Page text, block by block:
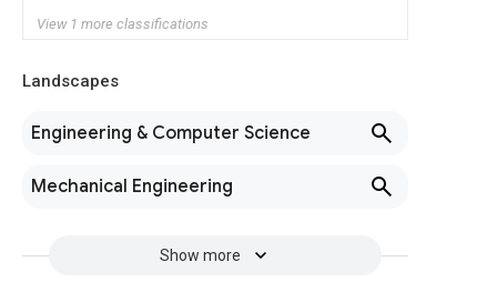
View 1 more classifications
Landscapes
Engineering & Computer Science
Mechanical Engineering
Show more